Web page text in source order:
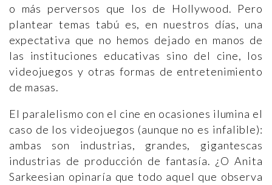
o más perversos que los de Hollywood. Pero
plantear temas tabú es, en nuestros días, una
expectativa que no hemos dejado en manos de
las instituciones educativas sino del cine, los
videojuegos y otras formas de entretenimiento
de masas.
El paralelismo con el cine en ocasiones ilumina el
caso de los videojuegos (aunque no es infalible):
ambas son industrias, grandes, gigantescas
industrias de producción de fantasía. ¿O Anita
Sarkeesian opinaría que todo aquel que observa